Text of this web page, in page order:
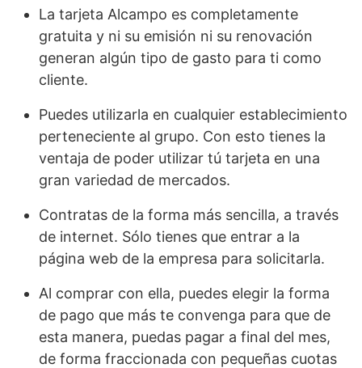
La tarjeta Alcampo es completamente
gratuita y ni su emisión ni su renovación
generan algún tipo de gasto para ti como
cliente.
Puedes utilizarla en cualquier establecimiento
perteneciente al grupo. Con esto tienes la
ventaja de poder utilizar tú tarjeta en una
gran variedad de mercados.
Contratas de la forma más sencilla, a través
de internet. Sólo tienes que entrar a la
página web de la empresa para solicitarla.
Al comprar con ella, puedes elegir la forma
de pago que más te convenga para que de
esta manera, puedas pagar a final del mes,
de forma fraccionada con pequeñas cuotas